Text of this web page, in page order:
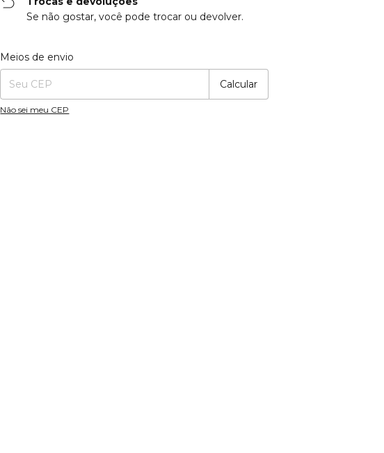
Se não gostar, você pode trocar ou devolver.
Entregas para o CEP:
Meios de envio
Calcular
Não sei meu CEP